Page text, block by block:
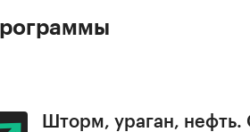
Шторм, ураган,